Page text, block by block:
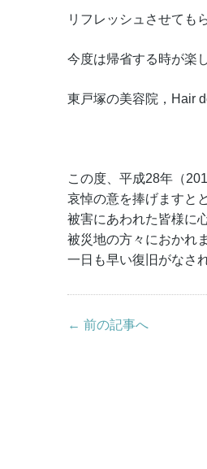
リフレッシュさせても
今度は帰省する時が楽
東戸塚の美容院，Hair
この度、平成28年（
哀悼の意を捧げますと
被害にあわれた皆様に
被災地の方々におかれ
一日も早い復旧がなさ
← 前の記事へ